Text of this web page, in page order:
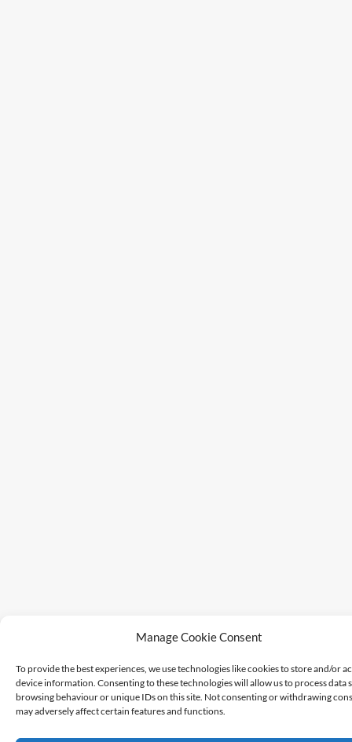
Manage Cookie Consent
To provide the best experiences, we use technologies like cookies to store and/or
device information. Consenting to these technologies will allow us to process data
browsing behaviour or unique IDs on this site. Not consenting or withdrawing
may adversely affect certain features and functions.